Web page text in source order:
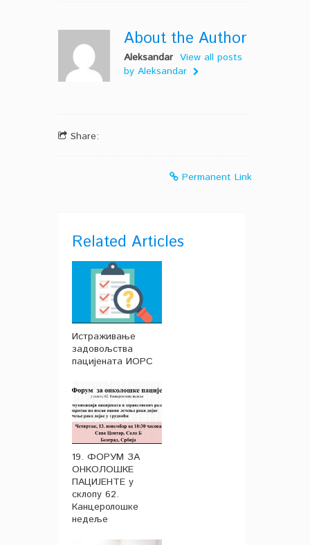
About the Author
Aleksandar View all posts
by Aleksandar
Share:
Permanent Link
Related Articles
Истраживање
задовољства
пацијената ИОРС
19. ФОРУМ ЗА
ОНКОЛОШКЕ
ПАЦИЈЕНТЕ у
склопу 62.
Канцеролошке
недеље